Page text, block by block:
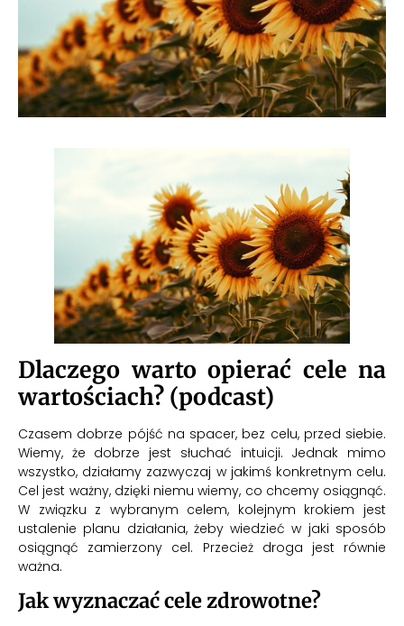
Dlaczego warto opierać cele na
wartościach? (podcast)
Czasem dobrze pójść na spacer, bez celu, przed siebie.
Wiemy, że dobrze jest słuchać intuicji. Jednak mimo
wszystko, działamy zazwyczaj w jakimś konkretnym celu.
Cel jest ważny, dzięki niemu wiemy, co chcemy osiągnąć.
W związku z wybranym celem, kolejnym krokiem jest
ustalenie planu działania, żeby wiedzieć w jaki sposób
osiągnąć zamierzony cel. Przecież droga jest równie
ważna.
Jak wyznaczać cele zdrowotne?